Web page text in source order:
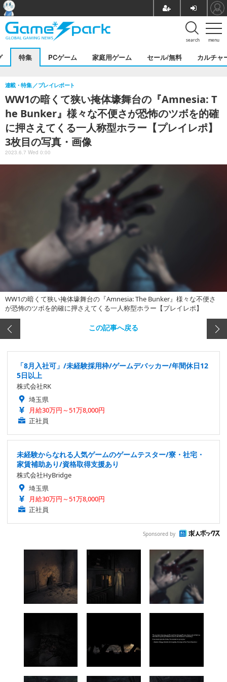
menu
search
特集 PCゲーム 家庭用ゲーム セール/無料 カルチャ
WW1の暗くて狭い掩体壕舞台の『Amnesia: T
he Bunker』様々な不便さが恐怖のツボを的確
に押さえてくる一人称型ホラー【プレイレポ】
3枚目の写真・画像
連載・特集 プレイレポート
2023.6.7 Wed 0:00
WW1の暗くて狭い掩体壕舞台の『Amnesia: The Bunker』様々な不便さ
が恐怖のツボを的確に押さえてくる一人称型ホラー【プレイレポ】
この記事へ戻る
「8月入社可」/未経験採用枠/ゲームデバッカー/年間休日12
5日以上
株式会社RK
埼玉県
月給30万円～51万8,000円
正社員
未経験からなれる人気ゲームのゲームテスター/寮・社宅・
家賃補助あり/資格取得支援あり
株式会社HyBridge
埼玉県
月給30万円～51万8,000円
正社員
Sponsored by